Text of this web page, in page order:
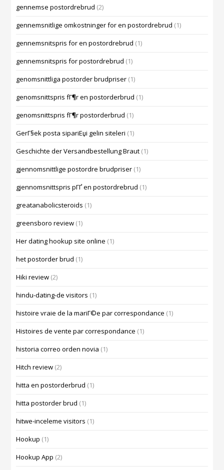
gennemse postordrebrud (2)
gennemsnitlige omkostninger for en postordrebrud (1)
gennemsnitspris for en postordrebrud (1)
gennemsnitspris for postordrebrud (1)
genomsnittliga postorder brudpriser (1)
genomsnittspris fГ¶r en postorderbrud (1)
genomsnittspris fГ¶r postorderbrud (1)
GerГ§ek posta sipariЕџi gelin siteleri (1)
Geschichte der Versandbestellung Braut (1)
gjennomsnittlige postordre brudpriser (1)
gjennomsnittspris pГҐ en postordrebrud (1)
greatanabolicsteroids (1)
greensboro review (1)
Her dating hookup site online (1)
het postorder brud (1)
Hiki review (2)
hindu-dating-de visitors (1)
histoire vraie de la mariГ©e par correspondance (1)
Histoires de vente par correspondance (1)
historia correo orden novia (1)
Hitch review (2)
hitta en postorderbrud (1)
hitta postorder brud (1)
hitwe-inceleme visitors (1)
Hookup (1)
Hookup App (2)